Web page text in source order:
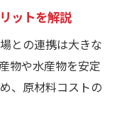
ットを解説
との連携は大きな
物や水産物を安定
、原材料コストの